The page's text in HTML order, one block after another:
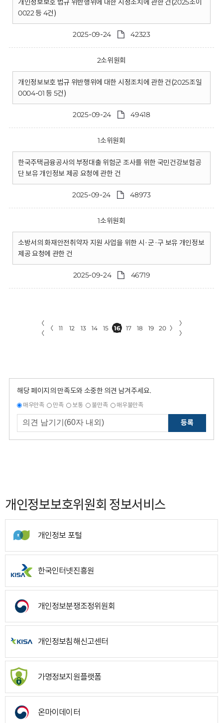
개인정보보호 법규 위반행위에 대한 시정조치에 관한 건(2025조이
0022 등 4건)
2025-09-24 42323
2소위원회
개인정보보호 법규 위반행위에 대한 시정조치에 관한 건(2025조일
0004-01 등 5건)
2025-09-24 49418
1소위원회
한국주택금융공사의 부정대출 위험군 조사를 위한 국민건강보험공
단 보유 개인정보 제공 요청에 관한 건
2025-09-24 48973
1소위원회
소방서의 화재안전취약자 지원 사업을 위한 시·군·구 보유 개인정보
제공 요청에 관한 건
2025-09-24 46719
〈
〈
〈 11 12 13 14 15 16 17 18 19 20 〉
〉
〉
해당 페이지의 만족도와 소중한 의견 남겨주세요.
매우만족 만족 보통 불만족 매우불만족
등록
개인정보보호위원회 정보서비스
개인정보 포털
한국인터넷진흥원
개인정보분쟁조정위원회
개인정보침해신고센터
가명정보지원플랫폼
온마이데이터